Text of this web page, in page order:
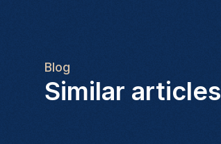
Blog
Similar articles